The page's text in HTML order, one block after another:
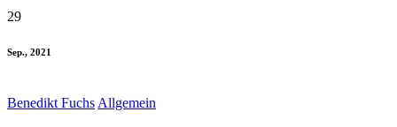
29
Sep., 2021
Benedikt Fuchs Allgemein